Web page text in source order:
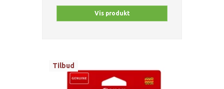
Vis produkt
Tilbud